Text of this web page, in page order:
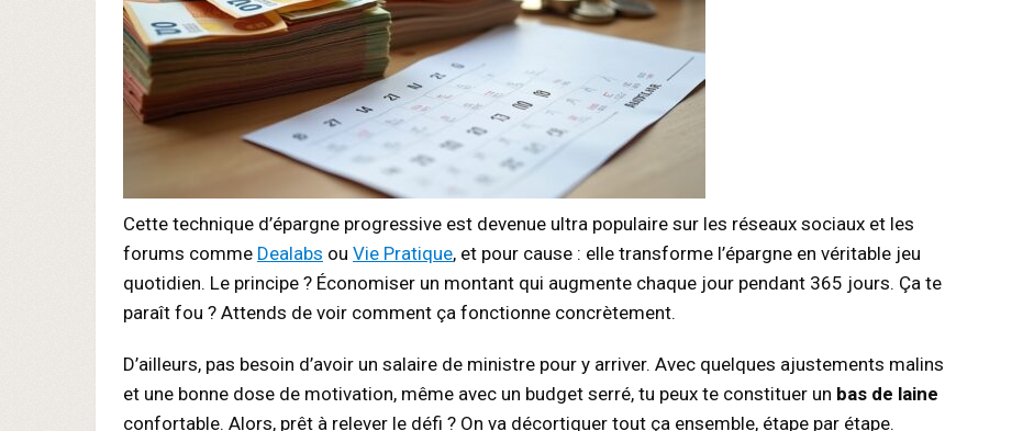
Cette technique d’épargne progressive est devenue ultra populaire sur les réseaux sociaux et les
forums comme Dealabs ou Vie Pratique, et pour cause : elle transforme l’épargne en véritable jeu
quotidien. Le principe ? Économiser un montant qui augmente chaque jour pendant 365 jours. Ça te
paraît fou ? Attends de voir comment ça fonctionne concrètement.
D’ailleurs, pas besoin d’avoir un salaire de ministre pour y arriver. Avec quelques ajustements malins
et une bonne dose de motivation, même avec un budget serré, tu peux te constituer un bas de laine
confortable. Alors, prêt à relever le défi ? On va décortiquer tout ça ensemble, étape par étape.